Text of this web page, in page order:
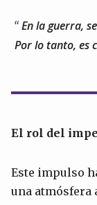
En la guerra,
Por lo tanto, es
El rol del
Este impulso
una atmósfera